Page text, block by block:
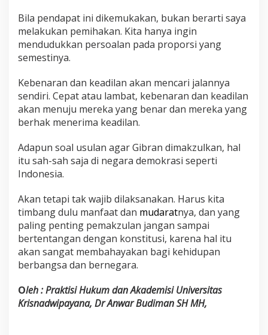
Bila pendapat ini dikemukakan, bukan berarti saya
melakukan pemihakan. Kita hanya ingin
mendudukkan persoalan pada proporsi yang
semestinya.
Kebenaran dan keadilan akan mencari jalannya
sendiri. Cepat atau lambat, kebenaran dan keadilan
akan menuju mereka yang benar dan mereka yang
berhak menerima keadilan.
Adapun soal usulan agar Gibran dimakzulkan, hal
itu sah-sah saja di negara demokrasi seperti
Indonesia.
Akan tetapi tak wajib dilaksanakan. Harus kita
timbang dulu manfaat dan mudaratnya, dan yang
paling penting pemakzulan jangan sampai
bertentangan dengan konstitusi, karena hal itu
akan sangat membahayakan bagi kehidupan
berbangsa dan bernegara.
Oleh : Praktisi Hukum dan Akademisi Universitas
Krisnadwipayana, Dr Anwar Budiman SH MH,